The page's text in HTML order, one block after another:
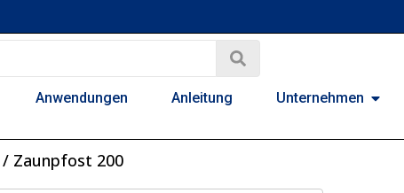
Anwendungen Anleitung Unternehmen
/ Zaunpfost 200